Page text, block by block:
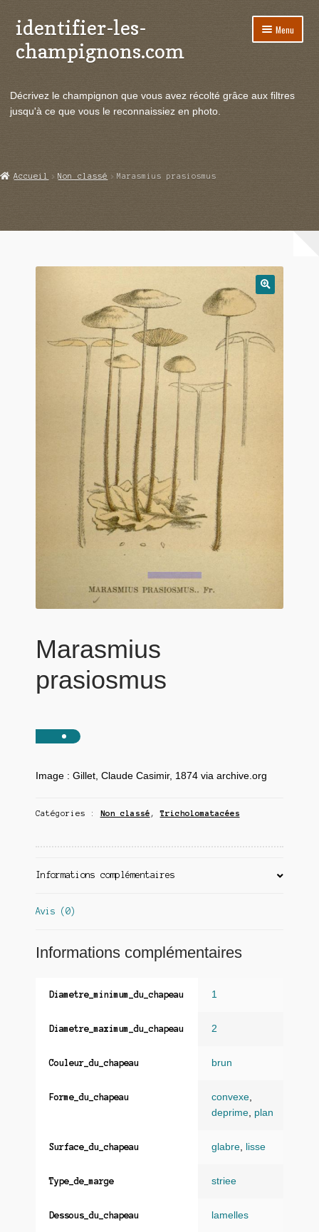
Aller
à
la
Aller
au
contenu
identifier-les-
champignons.com
Menu
le
Actualités
Echanges et contacts
Décrivez le champignon que vous avez récolté grâce aux filtres
jusqu'à ce que vous le reconnaissiez en photo.
Accueil Non classé Marasmius prasiosmus
Marasmius
prasiosmus
Image : Gillet, Claude Casimir, 1874 via archive.org
Catégories : Non classé ,Tricholomatacées
Informations complémentaires
Avis (0)
Informations complémentaires
Diametre_minimum_du_chapeau 1
Diametre_maximum_du_chapeau 2
Couleur_du_chapeau brun
Forme_du_chapeau convexe,
deprime, plan
Surface_du_chapeau glabre, lisse
Type_de_marge striee
Dessous_du_chapeau lamelles